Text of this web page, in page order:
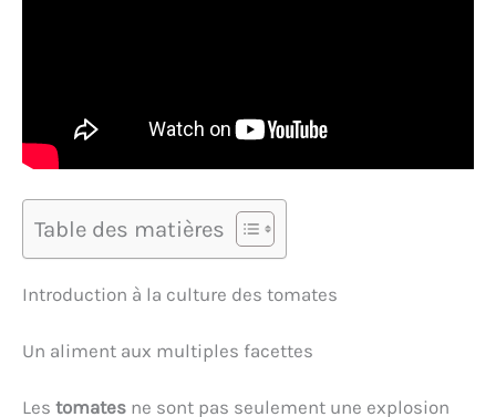
Table des matières
Introduction à la culture des tomates
Un aliment aux multiples facettes
Les tomates ne sont pas seulement une explosion